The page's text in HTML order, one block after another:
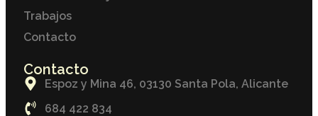
Trabajos
Contacto
Contacto
Espoz y Mina 46, 03130 Santa Pola, Alicante
684 422 834